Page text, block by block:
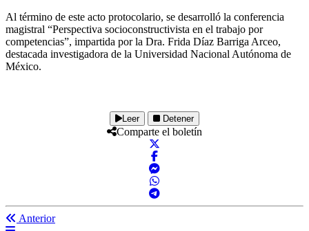
Al término de este acto protocolario, se desarrolló la conferencia
magistral “Perspectiva socioconstructivista en el trabajo por
competencias”, impartida por la Dra. Frida Díaz Barriga Arceo,
destacada investigadora de la Universidad Nacional Autónoma de
México.
Leer Detener
Comparte el boletín
Anterior